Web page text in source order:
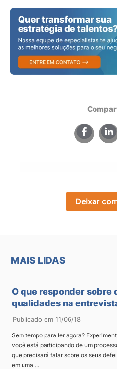
Deixar
MAIS LIDAS
O que responder sobre
qualidades na
Publicado em 11/06/18
Sem tempo para ler agora?
você está participando de um
que precisará falar sobre os seus
em uma ...